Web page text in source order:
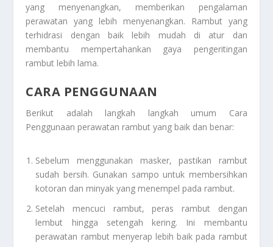
yang menyenangkan, memberikan pengalaman
perawatan yang lebih menyenangkan. Rambut yang
terhidrasi dengan baik lebih mudah di atur dan
membantu mempertahankan gaya pengeritingan
rambut lebih lama.
CARA PENGGUNAAN
Berikut adalah langkah langkah umum Cara
Penggunaan perawatan rambut yang baik dan benar:
Sebelum menggunakan masker, pastikan rambut
sudah bersih. Gunakan sampo untuk membersihkan
kotoran dan minyak yang menempel pada rambut.
Setelah mencuci rambut, peras rambut dengan
lembut hingga setengah kering. Ini membantu
perawatan rambut menyerap lebih baik pada rambut